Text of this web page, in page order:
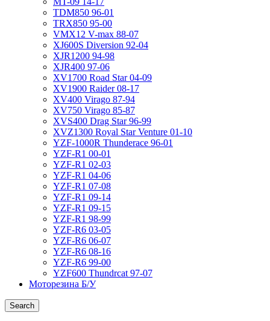
TDM850 96-01
TRX850 95-00
VMX12 V-max 88-07
XJ600S Diversion 92-04
XJR1200 94-98
XJR400 97-06
XV1700 Road Star 04-09
XV1900 Raider 08-17
XV400 Virago 87-94
XV750 Virago 85-87
XVS400 Drag Star 96-99
XVZ1300 Royal Star Venture 01-10
YZF-1000R Thunderace 96-01
YZF-R1 00-01
YZF-R1 02-03
YZF-R1 04-06
YZF-R1 07-08
YZF-R1 09-14
YZF-R1 09-15
YZF-R1 98-99
YZF-R6 03-05
YZF-R6 06-07
YZF-R6 08-16
YZF-R6 99-00
YZF600 Thundrcat 97-07
Моторезина Б/У
Search